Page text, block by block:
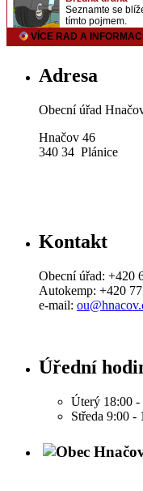
Adresa
Obecní úřad
Hnačov 46
340 34 Plánice
Kontakt
Obecní úřad: +420
Autokemp: +420
e-mail:
Úřední
Úterý 18:00 -
Středa 9:00 -